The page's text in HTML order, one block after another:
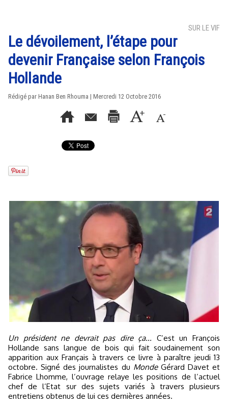
SUR LE VIF
Le dévoilement, l’étape pour
devenir Française selon François
Hollande
Rédigé par Hanan Ben Rhouma | Mercredi 12 Octobre 2016
Un président ne devrait pas dire ça... C’est un François
Hollande sans langue de bois qui fait soudainement son
apparition aux Français à travers ce livre à paraître jeudi 13
octobre. Signé des journalistes du MondeGérard Davet et
Fabrice Lhomme, l’ouvrage relaye les positions de l’actuel
chef de l’Etat sur des sujets variés à travers plusieurs
entretiens obtenus de lui ces dernières années.